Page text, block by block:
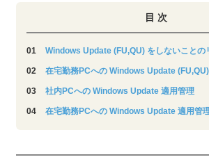
目 次
Windows Update (FU,QU) をしないことの
在宅勤務PCへの Windows Update
社内PCへの Windows Update 適用管理
在宅勤務PCへの Windows Update 適用管